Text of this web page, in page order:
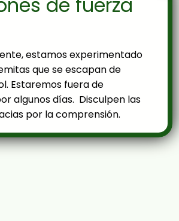
estamos experimentado
que se escapan de
Estaremos fuera de
algunos días. Disculpen las
por la comprensión.